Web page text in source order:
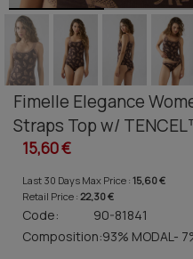
Fimelle Elegance
Straps Top w/
15,60 €
Last 30 Days Max Price : 15,60 €
Retail Price : 22,30 €
Code:
90-81841
Composition:93% MODAL-